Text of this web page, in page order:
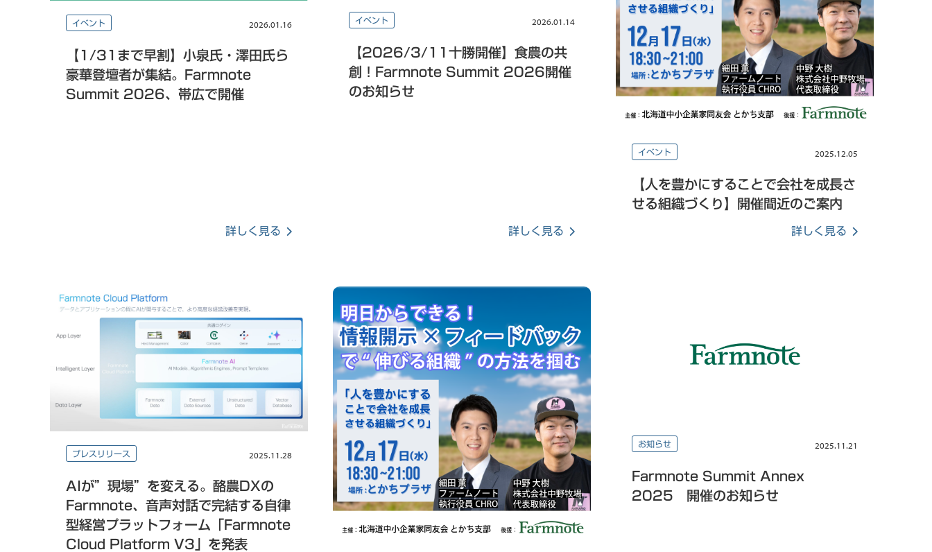
イベント 2026.01.16
【1/31まで早割】小泉氏・澤田氏ら
豪華登壇者が集結。Farmnote
Summit 2026、帯広で開催
詳しく見る
イベント 2026.01.14
【2026/3/11十勝開催】食農の共
創！Farmnote Summit 2026開催
のお知らせ
詳しく見る
イベント 2025.12.05
【人を豊かにすることで会社を成長さ
せる組織づくり】開催間近のご案内
詳しく見る
プレスリリース 2025.11.28
AIが”現場”を変える。酪農DXの
Farmnote、音声対話で完結する自律
型経営プラットフォーム「Farmnote
Cloud Platform V3」を発表
お知らせ 2025.11.21
Farmnote Summit Annex
2025 開催のお知らせ